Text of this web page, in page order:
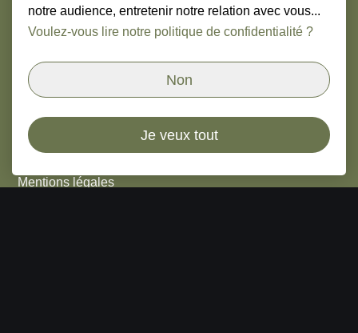
Légal
Cookies
Mentions légales
notre audience, entretenir notre relation avec vous...
Voulez-vous lire notre politique de confidentialité ?
Non
Je veux tout